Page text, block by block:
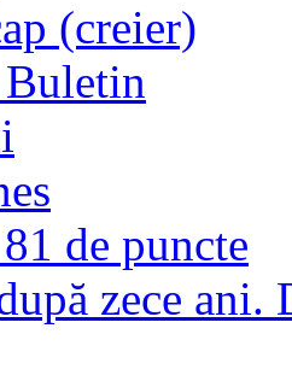
(creier)
de puncte
zece ani.